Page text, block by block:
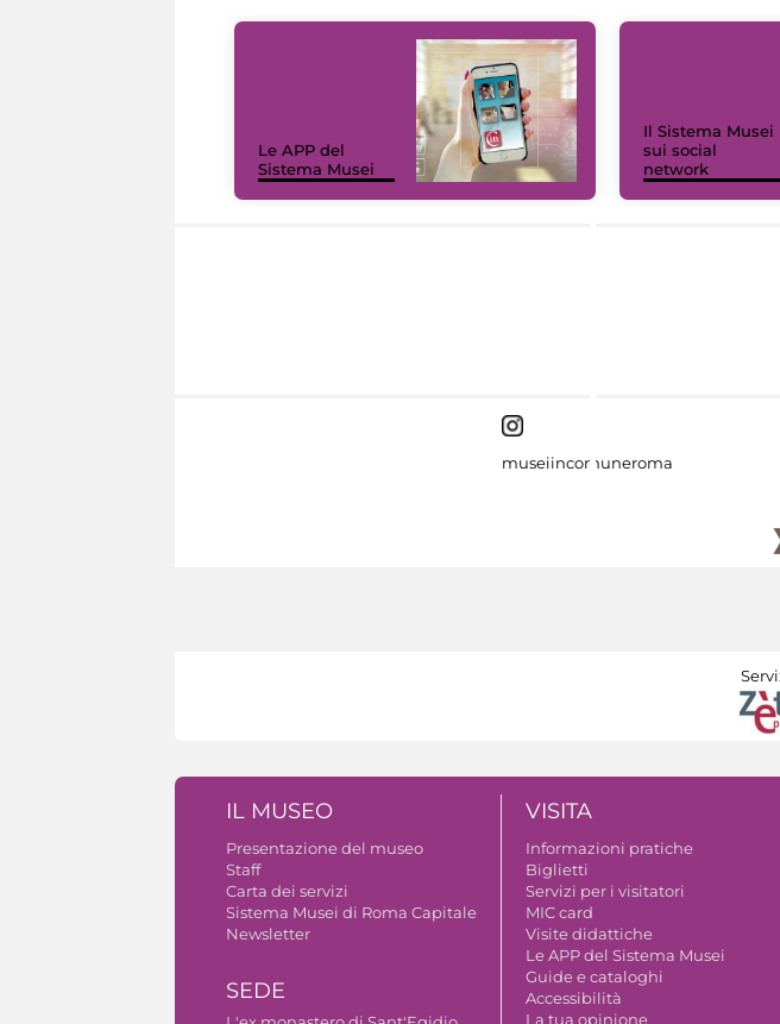
Le APP del
Sistema Musei
Il Sistema Musei
sui social
network
museiincomuneroma
IL MUSEO
Presentazione del museo
Staff
Carta dei servizi
Sistema Musei di Roma Capitale
Newsletter
SEDE
VISITA
Informazioni pratiche
Biglietti
Servizi per i visitatori
MIC card
Visite didattiche
Le APP del Sistema Musei
Guide e cataloghi
Accessibilità
La tua opinione